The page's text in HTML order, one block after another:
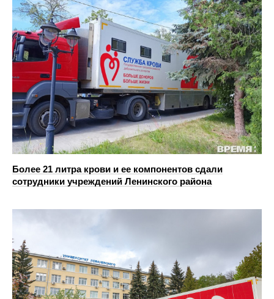
Более 21 литра крови и ее компонентов сдали
сотрудники учреждений Ленинского района